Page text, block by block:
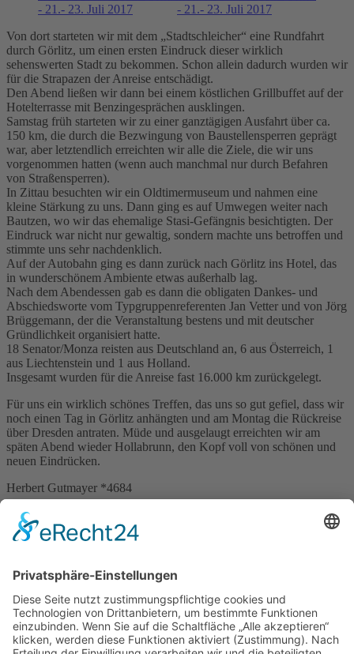
Von dort starteten wir mit dem „Stadtschleicher“ eine Rundfahrt
durch Görlitz, um einen ersten Eindruck dieser wirklich
sehenswerten Stadt zu bekommen. Schon allein dadurch wurden wir
für die Strapazen der Anreise entschädigt.
Den Abend ließen wir dann bei einem köstlichen Grillbuffet auf der
Hotelterrasse mit Benzingesprächen ausklingen.
Samstag früh starteten wir zu einer ganztägigen Ausfahrt über ca.
150 km, die durch die Bezwingung von Baustellensperren geprägt
war, aber letztendlich erreichten wir alle die Ziele, die wir uns
vorgenommen hatten (wenn auch manchmal nur durch Befahren
von Straßensperren).
In Zittau besuchten wir ein Oldtimermuseum und nahmen eine
kleine Stärkung zu uns. Dann ging es auf Umwegen weiter nach
Bautzen, wo wir das ehemalige Stasi-Gefängnis besichtigten. Der
Eindruck war nicht nur gewaltig, sondern machte uns betroffen und
stimmte uns sehr nachdenklich.
Auf der Autobahn ging es dann zurück nach Görlitz ins Hotel, das
in wunderschönem Ambiente etwas außerhalb lag.
Nach dem Abendessen gab es dann die obligaten Dankes- und
Abschiedsworte vom Typgruppenreferenten Jan Vetter und von Jörg
Brüggemann, der die Veranstaltung bestens und mit deutscher
Gründlichkeit organisiert hatte.
18 Senator/Monza reisten aus Deutschland an, 6 aus Österreich, 1
aus Liechtenstein und 1 aus Holland.
Insgesamt wurden für die Anreise fast 16.000 km zurückgelegt.
Für uns ein wirklich schönes Treffen, das uns so gut gefiel, dass wir
noch einen Tag in Görlitz anhängten und am Montag die Rückreise
über Dresden antraten. Müde und ausgelaugt erreichten wir am
späten Abend wieder Hollabrunn, den Kopf voll von schönen und
neuen Eindrücken.
Herbert Gutmayer *4684
zurück
nach oben
Impressum
Datenschutzerklärung
Mitgliederbereich
Facebook
Instagram